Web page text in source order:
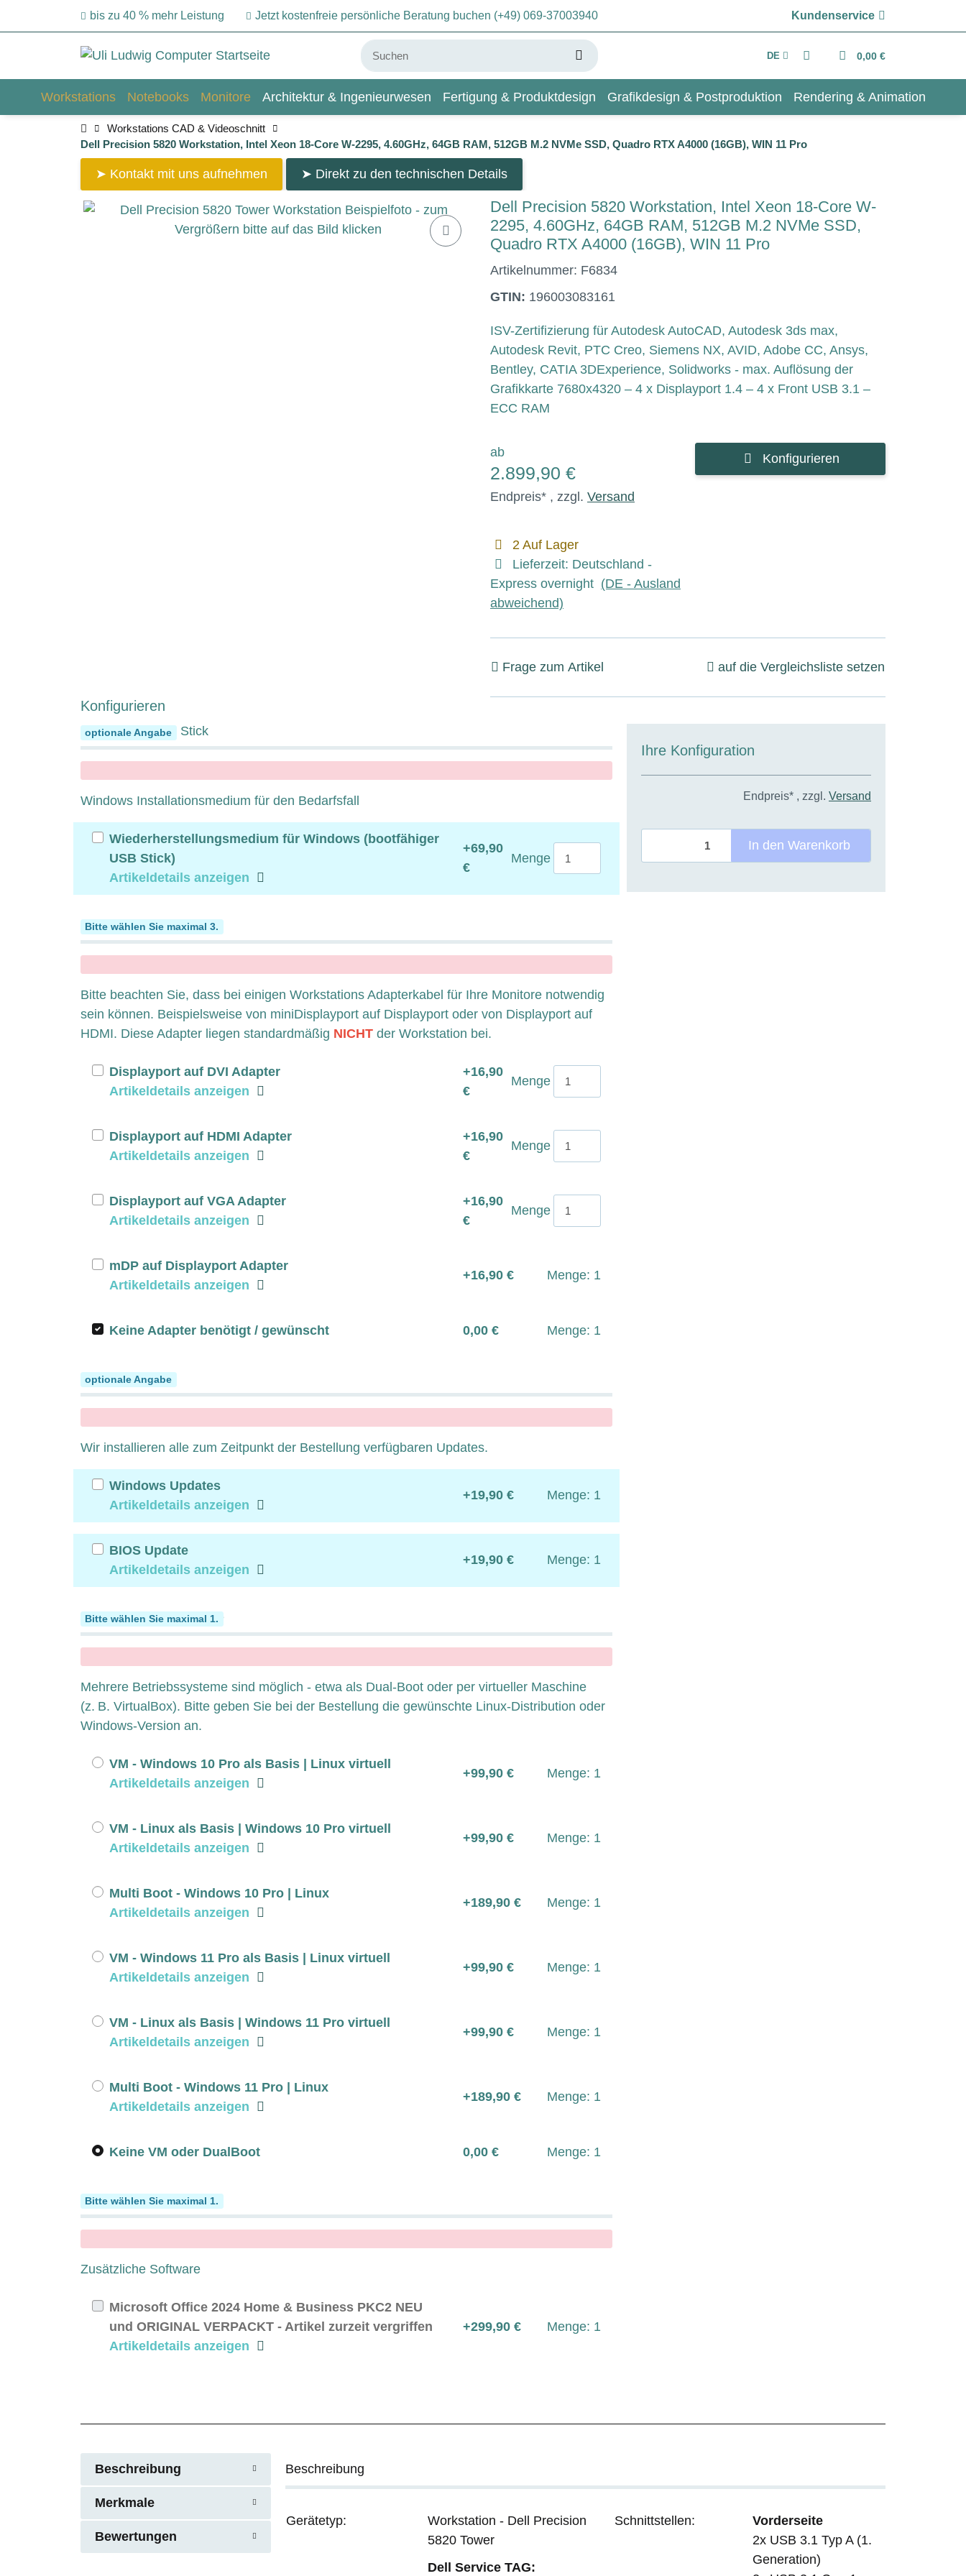
bis zu 40 % mehr Leistung Jetzt kostenfreie persönliche Beratung buchen (+49) 069-37003940 Kundenservice
DE 0,00 €
Workstations Notebooks Monitore Architektur & Ingenieurwesen Fertigung & Produktdesign Grafikdesign & Postproduktion Rendering & Animation
Workstations CAD & Videoschnitt
Dell Precision 5820 Workstation, Intel Xeon 18-Core W-2295, 4.60GHz, 64GB RAM, 512GB M.2 NVMe SSD, Quadro RTX A4000 (16GB), WIN 11 Pro
➤ Kontakt mit uns aufnehmen ➤ Direkt zu den technischen Details
Dell Precision 5820 Workstation, Intel Xeon 18-Core W-
2295, 4.60GHz, 64GB RAM, 512GB M.2 NVMe SSD,
Quadro RTX A4000 (16GB), WIN 11 Pro
Artikelnummer: F6834
GTIN: 196003083161
ISV-Zertifizierung für Autodesk AutoCAD, Autodesk 3ds max,
Autodesk Revit, PTC Creo, Siemens NX, AVID, Adobe CC, Ansys,
Bentley, CATIA 3DExperience, Solidworks - max. Auflösung der
Grafikkarte 7680x4320 – 4 x Displayport 1.4 – 4 x Front USB 3.1 –
ECC RAM
ab
2.899,90 €
Endpreis* , zzgl. Versand
2 Auf Lager
Lieferzeit: Deutschland -
Express overnight (DE - Ausland
abweichend)
Konfigurieren
Frage zum Artikel auf die Vergleichsliste setzen
Konfigurieren
Bootfähiger USB Stick
optionale Angabe
x
Windows Installationsmedium für den Bedarfsfall
Wiederherstellungsmedium für Windows (bootfähiger
USB Stick)
Artikeldetails anzeigen
+69,90
€
Menge
Display Adapter
Bitte wählen Sie maximal 3.
x
Bitte beachten Sie, dass bei einigen Workstations Adapterkabel für Ihre Monitore notwendig
sein können. Beispielsweise von miniDisplayport auf Displayport oder von Displayport auf
HDMI. Diese Adapter liegen standardmäßig NICHT der Workstation bei.
Displayport auf DVI Adapter
Artikeldetails anzeigen
+16,90
€
Menge
Displayport auf HDMI Adapter
Artikeldetails anzeigen
+16,90
€
Menge
Displayport auf VGA Adapter
Artikeldetails anzeigen
+16,90
€
Menge
mDP auf Displayport Adapter
Artikeldetails anzeigen
+16,90 € Menge: 1
Keine Adapter benötigt / gewünscht 0,00 € Menge: 1
System Updates
optionale Angabe
x
Wir installieren alle zum Zeitpunkt der Bestellung verfügbaren Updates.
Windows Updates
Artikeldetails anzeigen
+19,90 € Menge: 1
BIOS Update
Artikeldetails anzeigen
+19,90 € Menge: 1
Multiple Betriebssysteme
Bitte wählen Sie maximal 1.
x
Mehrere Betriebssysteme sind möglich - etwa als Dual-Boot oder per virtueller Maschine
(z. B. VirtualBox). Bitte geben Sie bei der Bestellung die gewünschte Linux-Distribution oder
Windows-Version an.
VM - Windows 10 Pro als Basis | Linux virtuell
Artikeldetails anzeigen
+99,90 € Menge: 1
VM - Linux als Basis | Windows 10 Pro virtuell
Artikeldetails anzeigen
+99,90 € Menge: 1
Multi Boot - Windows 10 Pro | Linux
Artikeldetails anzeigen
+189,90 € Menge: 1
VM - Windows 11 Pro als Basis | Linux virtuell
Artikeldetails anzeigen
+99,90 € Menge: 1
VM - Linux als Basis | Windows 11 Pro virtuell
Artikeldetails anzeigen
+99,90 € Menge: 1
Multi Boot - Windows 11 Pro | Linux
Artikeldetails anzeigen
+189,90 € Menge: 1
Keine VM oder DualBoot 0,00 € Menge: 1
Softwarepakete
Bitte wählen Sie maximal 1.
x
Zusätzliche Software
Microsoft Office 2024 Home & Business PKC2 NEU
und ORIGINAL VERPACKT - Artikel zurzeit vergriffen
Artikeldetails anzeigen
+299,90 € Menge: 1
Ihre Konfiguration
Endpreis* , zzgl. Versand
In den Warenkorb
Beschreibung
Merkmale
Bewertungen
Beschreibung
Gerätetyp:
Workstation - Dell Precision
5820 Tower
Dell Service TAG:
Schnittstellen:
Vorderseite
2x USB 3.1 Typ A (1.
Generation)